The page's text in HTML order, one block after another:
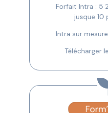
Forfait Intra : 5
jusque 10
Intra sur
Télécharger